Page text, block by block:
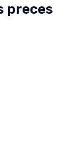
preces